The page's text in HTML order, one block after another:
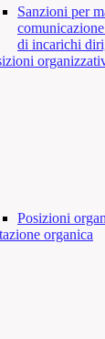
Sanzioni per
di incarichi
Posizioni
organica